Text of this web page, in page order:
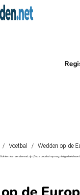
/ Voetbal / Wedden op de
kan verslavend zijn | Deze boodschap mag niet gedeeld